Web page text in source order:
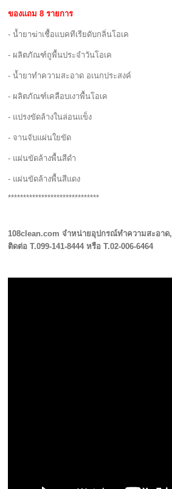
ของแถม 8 รายการ
- น้ำยาฆ่าเชื้อแบคทีเรียดับกลิ่นโอเค
- ผลิตภัณฑ์ถูพื้นประจำวันโอเค
- น้ำยาทำความสะอาด อเนกประสงค์
- ผลิตภัณฑ์เคลือบเงาพื้นโอเค
- แปรงขัดล้างในล่อนแข็ง
- จานจับแผ่นใยขัด
- แผ่นขัดล้างพื้นสีดำ
- แผ่นขัดล้างพื้นสีแดง
******************************
108clean.com จำหน่ายอุปกรณ์ทำความสะอาด,
ติดต่อ T.099-141-8444 หรือ T.02-006-6464